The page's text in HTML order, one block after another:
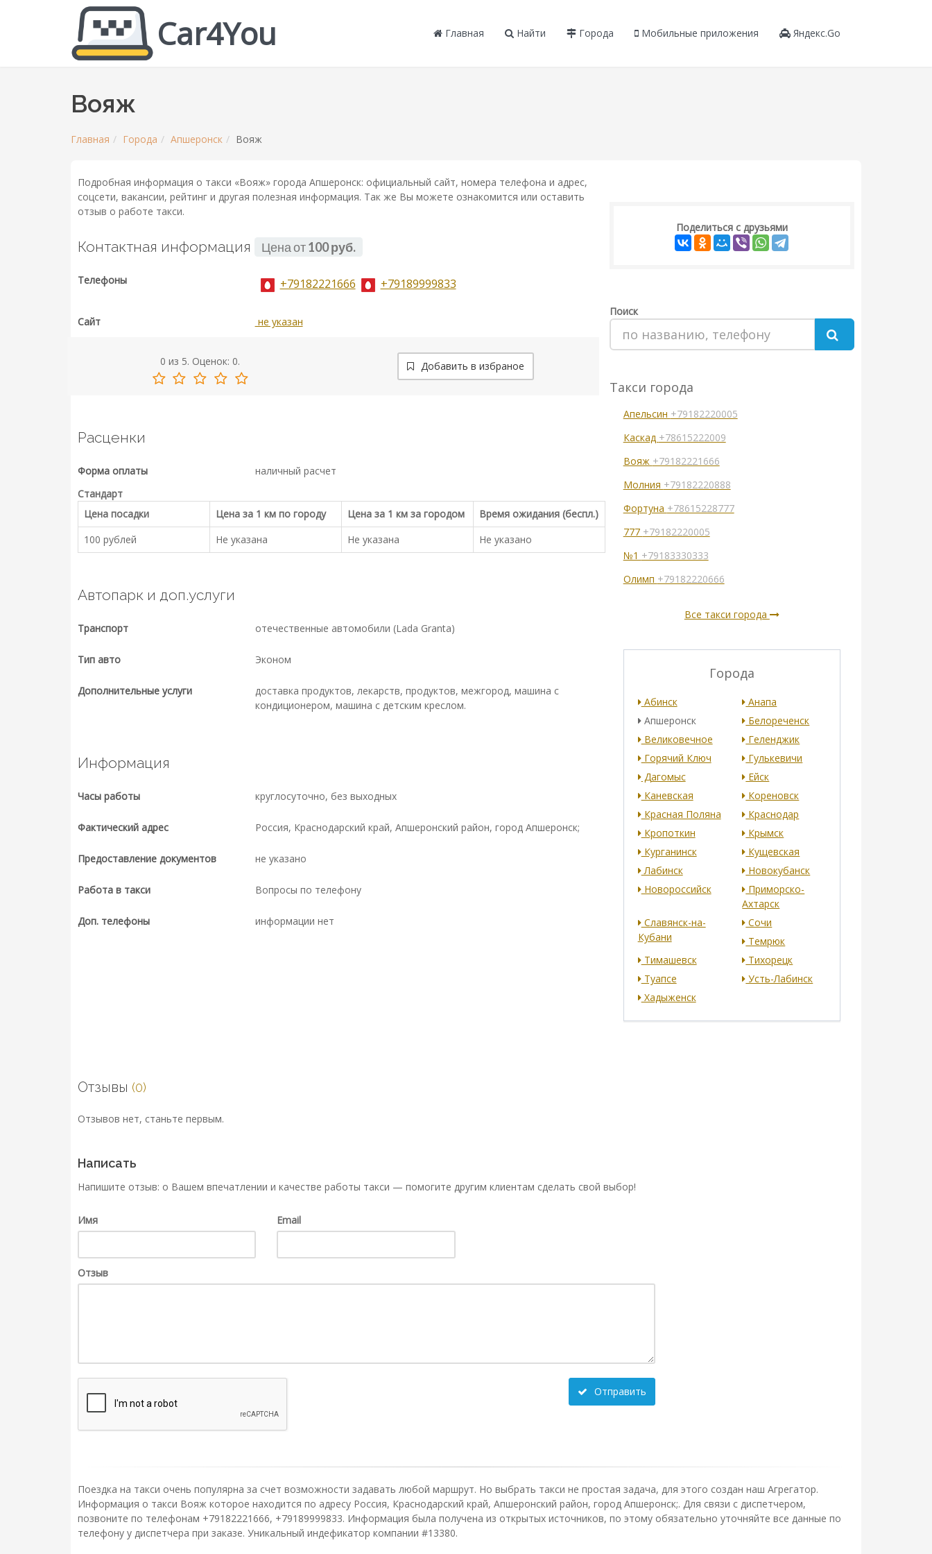
Car4You Главная Найти Города Мобильные приложения Яндекс.Go
Вояж
Главная Города Апшеронск Вояж
Подробная информация о такси «Вояж» города Апшеронск: официальный сайт, номера телефона и адрес,
соцсети, вакансии, рейтинг и другая полезная информация. Так же Вы можете ознакомится или оставить
отзыв о работе такси.
Контактная информация Цена от100 руб.
Телефоны +79182221666 +79189999833
Сайт не указан
0 из 5. Оценок: 0. Добавить в избраное
Расценки
Форма оплаты
наличный расчет
Стандарт
Цена посадки
Цена за 1 км по городу Цена за 1 км за городом
Время ожидания (беспл.)
100 рублей
Не указана Не указана Не указано
Автопарк и доп.услуги
Транспорт отечественные автомобили (Lada Granta)
Тип авто Эконом
Дополнительные услуги
доставка продуктов, лекарств, продуктов, межгород, машина с
кондиционером, машина с детским креслом.
Информация
Часы работы круглосуточно, без выходных
Фактический адрес Россия, Краснодарский край, Апшеронский район, город Апшеронск;
Предоставление документов не указано
Работа в такси Вопросы по телефону
Доп. телефоны информации нет
Поделиться с друзьями
Поиск
Такси города
Апельсин +79182220005
Каскад +78615222009
Вояж +79182221666
Молния +79182220888
Фортуна +78615228777
777 +79182220005
№1 +79183330333
Олимп +79182220666
Все такси города
Города
Абинск
Анапа
Апшеронск
Белореченск
Великовечное
Геленджик
Горячий Ключ
Гулькевичи
Дагомыс
Ейск
Каневская
Кореновск
Красная Поляна
Краснодар
Кропоткин
Крымск
Курганинск
Кущевская
Лабинск
Новокубанск
Новороссийск
Приморско-
Ахтарск
Славянск-на-
Кубани
Сочи
Темрюк
Тимашевск
Тихорецк
Туапсе
Усть-Лабинск
Хадыженск
Отзывы (0)
Отзывов нет, станьте первым.
Написать
Напишите отзыв: о Вашем впечатлении и качестве работы такси — помогите другим клиентам сделать свой выбор!
Имя Email
Отзыв
Отправить
Поездка на такси очень популярна за счет возможности задавать любой маршрут. Но выбрать такси не простая задача, для этого создан наш Агрегатор.
Информация о такси Вояж которое находится по адресу Россия, Краснодарский край, Апшеронский район, город Апшеронск;. Для связи с диспетчером,
позвоните по телефонам +79182221666, +79189999833. Информация была получена из открытых источников, по этому обязательно уточняйте все данные по
телефону у диспетчера при заказе. Уникальный индефикатор компании #13380.